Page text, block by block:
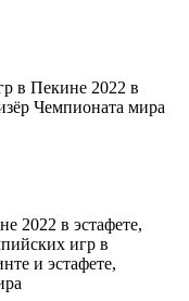
в Пекине 2022 в
Чемпионата мира
2022 в эстафете,
игр в
и эстафете,